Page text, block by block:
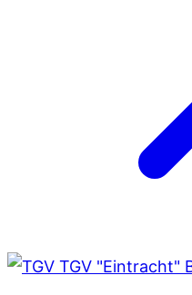
TGV "Eintracht"